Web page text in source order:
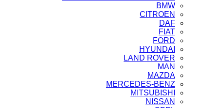
BMW
CITROEN
DAF
FIAT
FORD
HYUNDAI
LAND ROVER
MAN
MAZDA
MERCEDES-BENZ
MITSUBISHI
NISSAN